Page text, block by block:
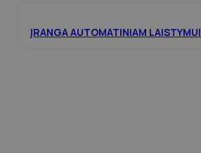
ĮRANGA AUTOMATINIAM LAISTYMUI